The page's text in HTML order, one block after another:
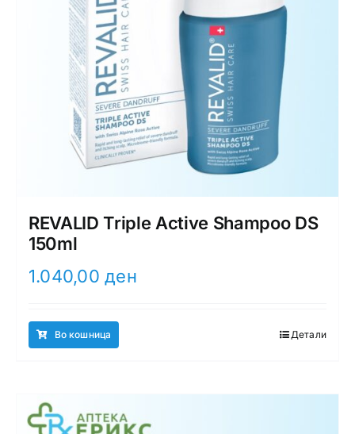
REVALID Triple Active Shampoo DS
150ml
1.040,00ден
Во кошница Детали